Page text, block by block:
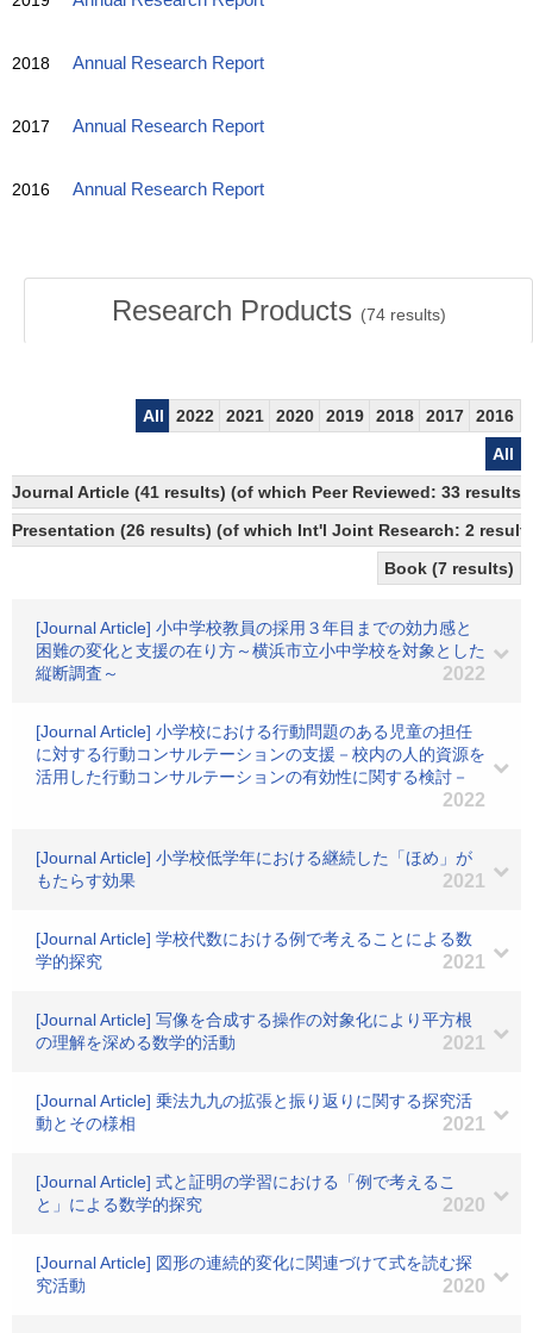
2018 Annual Research Report
2017 Annual Research Report
2016 Annual Research Report
Research Products (74results)
All 2022 2021 2020 2019 2018 2017
2016
All
Journal Article (41 results) (of which Peer Reviewed: 33
Presentation (26 results) (of which Int'l Joint Research: 2
Book (7 results)
[Journal Article] 小中学校教員の採用３年目までの効力感と
困難の変化と支援の在り方～横浜市立小中学校を対象とした
縦断調査～
2022
[Journal Article] 小学校における行動問題のある児童の担任
に対する行動コンサルテーションの支援－校内の人的資源を
活用した行動コンサルテーションの有効性に関する検討－
2022
[Journal Article] 小学校低学年における継続した「ほめ」が
もたらす効果
2021
[Journal Article] 学校代数における例で考えることによる数
学的探究
2021
[Journal Article] 写像を合成する操作の対象化により平方根
の理解を深める数学的活動
2021
[Journal Article] 乗法九九の拡張と振り返りに関する探究活
動とその様相
2021
[Journal Article] 式と証明の学習における「例で考えるこ
と」による数学的探究
2020
[Journal Article] 図形の連続的変化に関連づけて式を読む探
究活動
2020